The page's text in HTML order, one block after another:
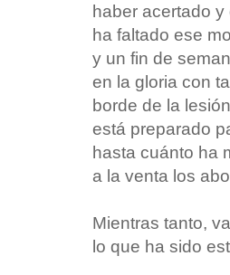
haber acertado
ha faltado ese
y un fin de
en la gloria con
borde de la
está preparado
hasta cuánto ha
a la venta los
Mientras tanto,
lo que ha sido